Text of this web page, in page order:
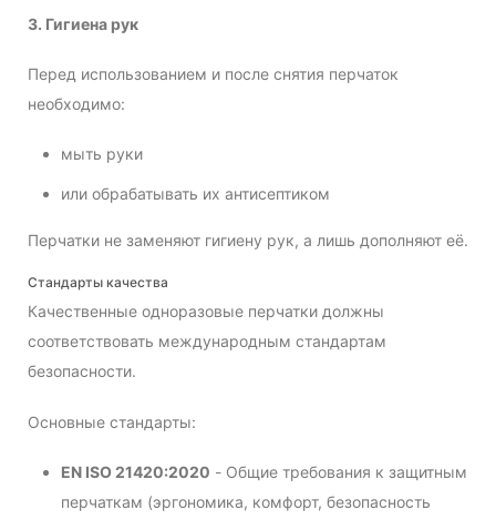
3. Гигиена рук
Перед использованием и после снятия перчаток
необходимо:
мыть руки
или обрабатывать их антисептиком
Перчатки не заменяют гигиену рук, а лишь дополняют её.
Стандарты качества
Качественные одноразовые перчатки должны
соответствовать международным стандартам
безопасности.
Основные стандарты:
EN ISO 21420:2020 - Общие требования к защитным
перчаткам (эргономика, комфорт, безопасность